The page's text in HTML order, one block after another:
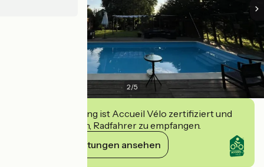
2/5
Diese Einrichtung ist Accueil Vélo zertifiziert und
verpflichtet sich, Radfahrer zu empfangen.
Ihre Verpflichtungen ansehen